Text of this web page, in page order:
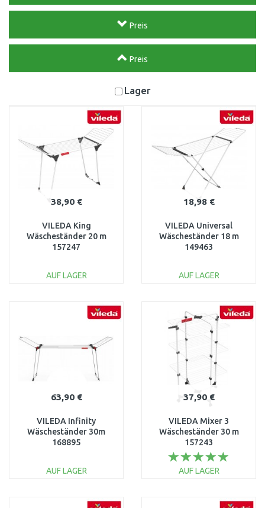
Preis
Preis
Lager
38,90 €
VILEDA King
Wäscheständer 20 m
157247
AUF LAGER
WARENKORB
18,98 €
VILEDA Universal
Wäscheständer 18 m
149463
AUF LAGER
WARENKORB
Vergleichen
63,90 €
VILEDA Infinity
Wäscheständer 30m
168895
AUF LAGER
WARENKORB
37,90 €
VILEDA Mixer 3
Wäscheständer 30 m
157243
AUF LAGER
WARENKORB